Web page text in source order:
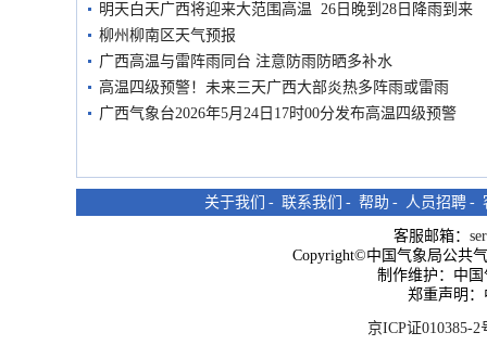
明天白天广西将迎来大范围高温 26日晚到28日降雨到来
柳州柳南区天气预报
广西高温与雷阵雨同台 注意防雨防晒多补水
高温四级预警！未来三天广西大部炎热多阵雨或雷雨
广西气象台2026年5月24日17时00分发布高温四级预警
关于我们 - 联系我们 - 帮助 - 人员招聘 -
客服邮箱：
Copyright©中国气象局公共
制作维护：中
郑重声明
京ICP证010385-2